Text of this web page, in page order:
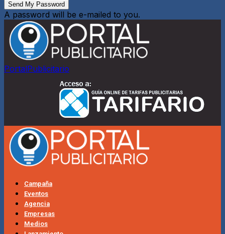
A password will be e-mailed to you.
PortalPublicitario
Campaña
Eventos
Agencia
Empresas
Medios